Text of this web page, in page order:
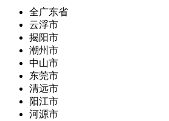
全广东省
云浮市
揭阳市
潮州市
中山市
东莞市
清远市
阳江市
河源市